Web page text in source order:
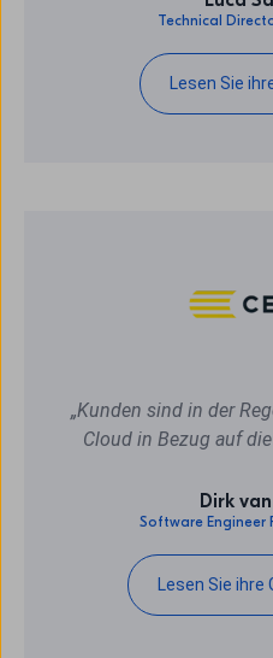
Technical
Lesen Sie
„Kunden sind in der
Cloud in Bezug auf
Dirk
Software Engineer
Lesen Sie